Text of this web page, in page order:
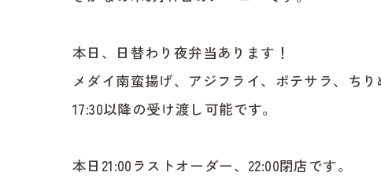
本日、日替わり夜弁当あります！
メダイ南蛮揚げ、アジフライ、ポテサラ、ちり
17:30以降の受け渡し可能です。
本日21:00ラストオーダー、22:00閉店です。